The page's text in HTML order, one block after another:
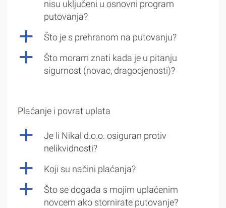
nisu uključeni u osnovni program
putovanja?
a Što je s prehranom na putovanju?
a
Što moram znati kada je u pitanju
sigurnost (novac, dragocjenosti)?
Plaćanje i povrat uplata
a
Je li Nikal d.o.o. osiguran protiv
nelikvidnosti?
a Koji su načini plaćanja?
a
Što se događa s mojim uplaćenim
novcem ako stornirate putovanje?